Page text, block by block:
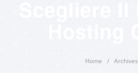
Home / Archives